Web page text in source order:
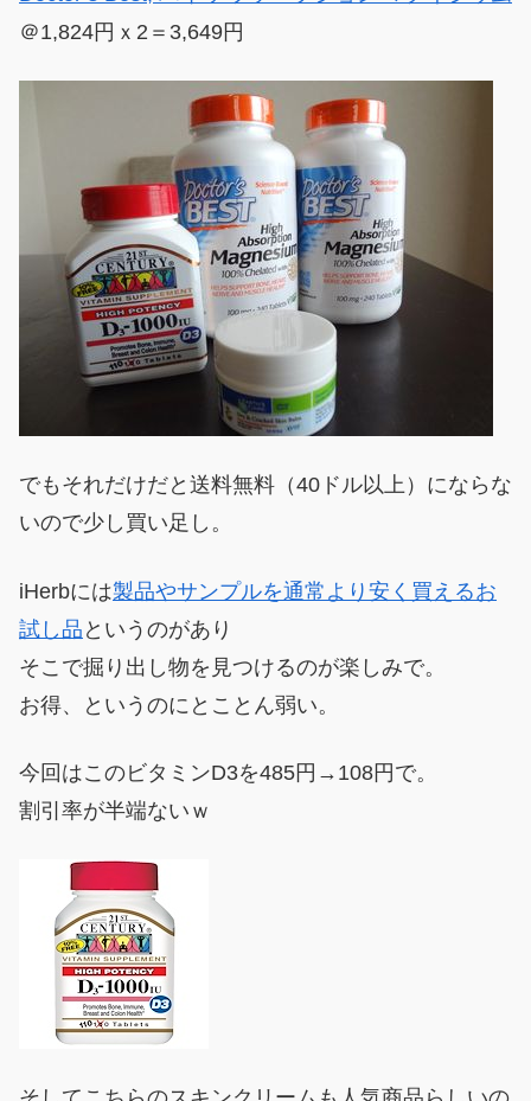
＠1,824円ｘ2＝3,649円
でもそれだけだと送料無料（40ドル以上）にならな
いので少し買い足し。
iHerbには製品やサンプルを通常より安く買えるお
試し品 というのがあり
そこで掘り出し物を見つけるのが楽しみで。
お得、というのにとことん弱い。
今回はこのビタミンD3を485円→108円で。
割引率が半端ないｗ